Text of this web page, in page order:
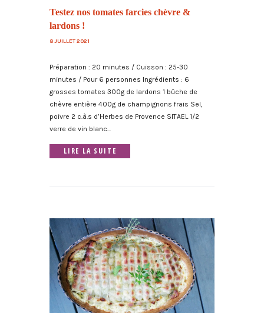
Testez nos tomates farcies chèvre &
lardons !
8 JUILLET 2021
Préparation : 20 minutes / Cuisson : 25-30
minutes / Pour 6 personnes Ingrédients : 6
grosses tomates 300g de lardons 1 bûche de
chèvre entière 400g de champignons frais Sel,
poivre 2 c.à.s d’Herbes de Provence SITAEL 1/2
verre de vin blanc...
LIRE LA SUITE